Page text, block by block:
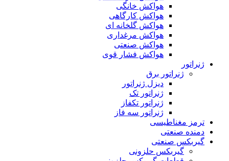
هواکش خانگی
هواکش کارگاهی
هواکش گلخانه ای
هواکش مرغداری
هواکش صنعتی
هواکش فشار قوی
ژنراتور
ژنراتور برق
دیزل ژنراتور
ژنراتور تک
ژنراتور تکفاز
ژنراتور سه فاز
ترمز مغناطیسی
دمنده صنعتی
گیربکس صنعتی
گیربکس حلزونی